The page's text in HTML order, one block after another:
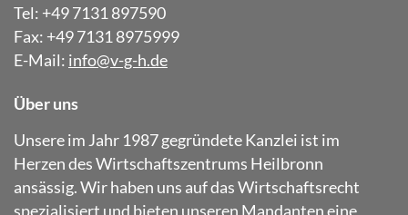
Tel: +49 7131 897590
Fax: +49 7131 8975999
E-Mail: info@v-g-h.de
Über uns
Unsere im Jahr 1987 gegründete Kanzlei ist im
Herzen des Wirtschaftszentrums Heilbronn
ansässig. Wir haben uns auf das Wirtschaftsrecht
spezialisiert und bieten unseren Mandanten eine